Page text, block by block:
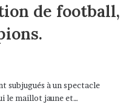
de football,
subjugués à un spectacle
le maillot jaune et…